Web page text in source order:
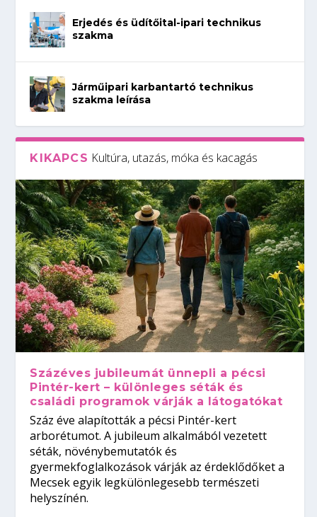
Erjedés és üdítőital-ipari technikus
szakma
Járműipari karbantartó technikus
szakma leírása
KIKAPCS Kultúra, utazás, móka és kacagás
Százéves jubileumát ünnepli a pécsi
Pintér-kert – különleges séták és
családi programok várják a látogatókat
Száz éve alapították a pécsi Pintér-kert
arborétumot. A jubileum alkalmából vezetett
séták, növénybemutatók és
gyermekfoglalkozások várják az érdeklődőket a
Mecsek egyik legkülönlegesebb természeti
helyszínén.